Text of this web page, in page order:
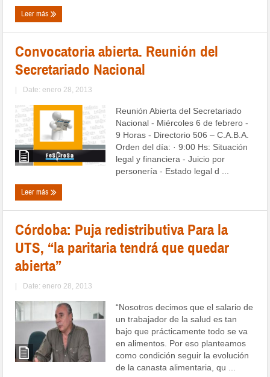
Leer más
Convocatoria abierta. Reunión del
Secretariado Nacional
| Date: enero 28, 2013
Reunión Abierta del Secretariado
Nacional - Miércoles 6 de febrero -
9 Horas - Directorio 506 – C.A.B.A.
Orden del día: · 9:00 Hs: Situación
legal y financiera - Juicio por
personería - Estado legal d ...
Leer más
Córdoba: Puja redistributiva Para la
UTS, “la paritaria tendrá que quedar
abierta”
| Date: enero 28, 2013
“Nosotros decimos que el salario de
un trabajador de la salud es tan
bajo que prácticamente todo se va
en alimentos. Por eso planteamos
como condición seguir la evolución
de la canasta alimentaria, qu ...